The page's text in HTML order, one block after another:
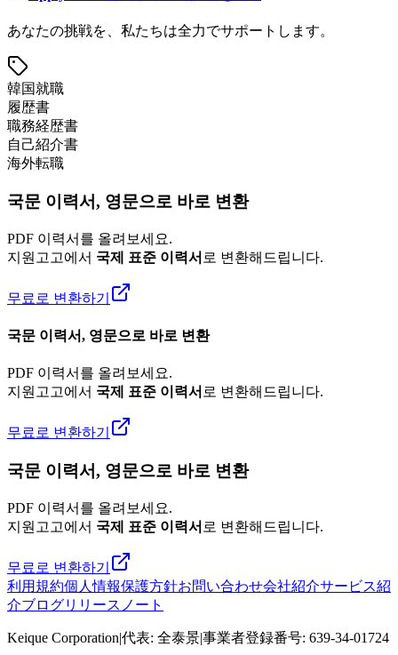
あなたの挑戦を、私たちは全力でサポートします。
韓国就職
履歴書
職務経歴書
自己紹介書
海外転職
국문 이력서, 영문으로 바로 변환
PDF 이력서를 올려보세요.
지원고고에서 국제 표준 이력서 로 변환해드립니다.
무료로 변환하기
국문 이력서, 영문으로 바로 변환
PDF 이력서를 올려보세요.
지원고고에서 국제 표준 이력서 로 변환해드립니다.
무료로 변환하기
국문 이력서, 영문으로 바로 변환
PDF 이력서를 올려보세요.
지원고고에서 국제 표준 이력서 로 변환해드립니다.
무료로 변환하기
利用規約個人情報保護方針お問い合わせ会社紹介サービス紹
介ブログリリースノート
Keique Corporation|代表: 全泰景|事業者登録番号: 639-34-01724